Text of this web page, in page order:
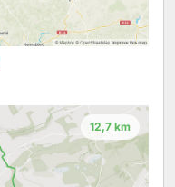
12,7 km